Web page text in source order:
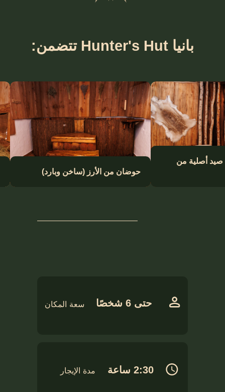
بانيا Hunter's Hut تتضمن:
حوضان من الأرز (ساخن وبارد)
صيد أصلية من
سعة المكان حتى 6 شخصًا
مدة الإيجار 2:30 ساعة